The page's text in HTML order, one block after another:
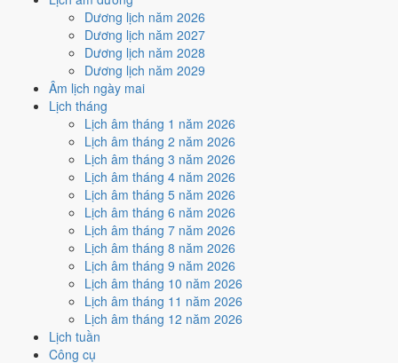
Dương lịch năm 2026
Dương lịch năm 2027
Dương lịch năm 2028
Dương lịch năm 2029
Âm lịch ngày mai
Lịch tháng
Lịch âm tháng 1 năm 2026
Lịch âm tháng 2 năm 2026
Lịch âm tháng 3 năm 2026
Lịch âm tháng 4 năm 2026
Lịch âm tháng 5 năm 2026
Lịch âm tháng 6 năm 2026
Lịch âm tháng 7 năm 2026
Lịch âm tháng 8 năm 2026
Lịch âm tháng 9 năm 2026
Lịch âm tháng 10 năm 2026
Lịch âm tháng 11 năm 2026
Lịch âm tháng 12 năm 2026
Lịch tuần
Công cụ
Cách tính ngày tốt
Động thổ - khởi công
/10Rất tốt
Động thổ - khởi công hôm nay ở
Trực Thành, Sao Bích và Ngày Hoàng Đạo
Cách tính ngày tốt
Nhập trạch - vào nhà mới
/10Rất tốt
Nhập trạch - vào nhà mới hôm nay ở
Trực Thành, Sao Bích và Ngày Hoàng Đạo
Cách tính ngày tốt
Mua xe - tậu xe
/10Rất tốt
Mua xe - tậu xe hôm nay ởmức rất tốt (10/10)
Thành, Sao Bích và Ngày Hoàng Đạo
Cách tính ngày tốt
✈️
Xuất hành - đi xa
10/10Rất tốt